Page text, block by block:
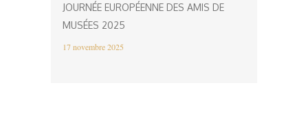
JOURNÉE EUROPÉENNE DES AMIS DE
MUSÉES 2025
17 novembre 2025